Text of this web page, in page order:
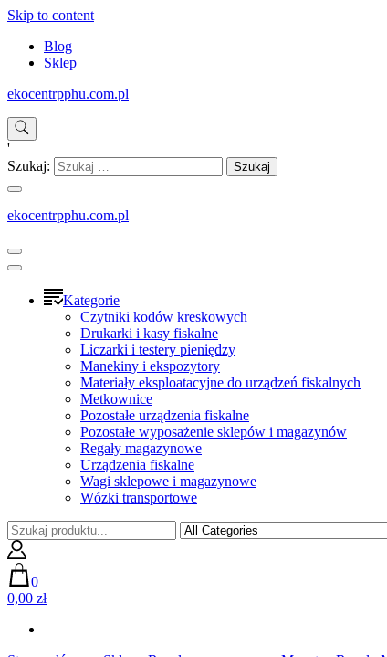
Skip to content
Blog
Sklep
ekocentrpphu.com.pl
'
Szukaj:
ekocentrpphu.com.pl
Kategorie
Czytniki kodów kreskowych
Drukarki i kasy fiskalne
Liczarki i testery pieniędzy
Manekiny i ekspozytory
Materiały eksploatacyjne do urządzeń fiskalnych
Metkownice
Pozostałe urządzenia fiskalne
Pozostałe wyposażenie sklepów i magazynów
Regały magazynowe
Urządzenia fiskalne
Wagi sklepowe i magazynowe
Wózki transportowe
0
0,00 zł